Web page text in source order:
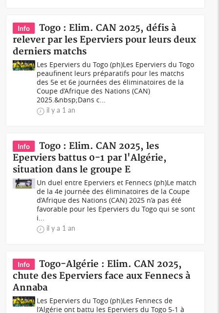
Info
Togo : Elim. CAN 2025, défis à
relever par les Eperviers pour leurs deux
derniers matchs
Les Eperviers du Togo (ph)Les Eperviers du Togo
peaufinent leurs préparatifs pour les matchs
des 5e et 6e journées des éliminatoires de la
Coupe d’Afrique des Nations (CAN)
2025.&nbsp;Dans c...
il y a 1 an
Info
Togo : Elim. CAN 2025, les
Eperviers battus 0-1 par l'Algérie,
situation dans le groupe E
Un duel entre Eperviers et Fennecs (ph)Le match
de la 4e journée des éliminatoires de la Coupe
d’Afrique des Nations (CAN) 2025 n’a pas été
favorable pour les Eperviers du Togo qui se sont
i...
il y a 1 an
Info
Togo-Algérie : Elim. CAN 2025,
chute des Eperviers face aux Fennecs à
Annaba
Les Eperviers du Togo (ph)Les Fennecs de
l’Algérie ont battu les Eperviers du Togo 5-1 à